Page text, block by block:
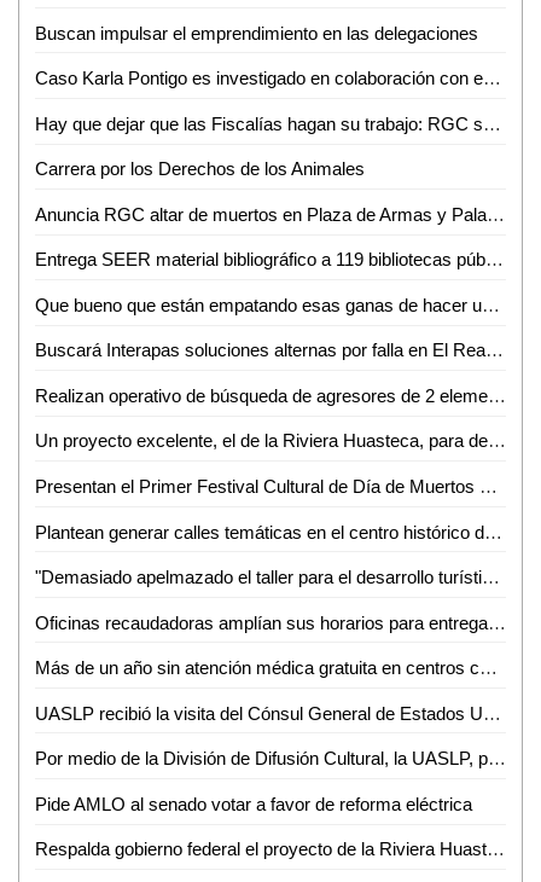
Buscan impulsar el emprendimiento en las delegaciones
Caso Karla Pontigo es investigado en colaboración con equipo de expertos de la Fiscalía de Chihuahua
Hay que dejar que las Fiscalías hagan su trabajo: RGC sobre denuncias contra ex edil
Carrera por los Derechos de los Animales
Anuncia RGC altar de muertos en Plaza de Armas y Palacio de Gobierno
Entrega SEER material bibliográfico a 119 bibliotecas públicas
Que bueno que están empatando esas ganas de hacer un gran proyecto turístico: Lilia Lara
Buscará Interapas soluciones alternas por falla en El Realito
Realizan operativo de búsqueda de agresores de 2 elementos de PDI
Un proyecto excelente, el de la Riviera Huasteca, para detonar el turismo
Presentan el Primer Festival Cultural de Día de Muertos de Santa María del Río
Plantean generar calles temáticas en el centro histórico de SLP
"Demasiado apelmazado el taller para el desarrollo turístico de la ZH": Guillermo Ahuja
Oficinas recaudadoras amplían sus horarios para entrega de licencias gratuitas
Más de un año sin atención médica gratuita en centros comunitarios, sin razón: Albarrán Ramírez
UASLP recibió la visita del Cónsul General de Estados Unidos
Por medio de la División de Difusión Cultural, la UASLP, presentará el espectáculo "Taka Dimi Ta" de la compañía de danza de la India
Pide AMLO al senado votar a favor de reforma eléctrica
Respalda gobierno federal el proyecto de la Riviera Huasteca, presentado por RGC